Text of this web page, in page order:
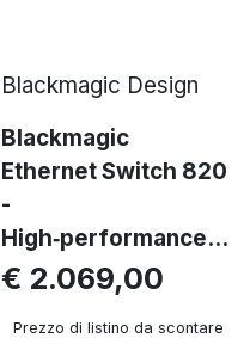
Blackmagic Design
Blackmagic
Ethernet Switch 820
-
High‑performance...
€ 2.069,00
Prezzo di listino da scontare